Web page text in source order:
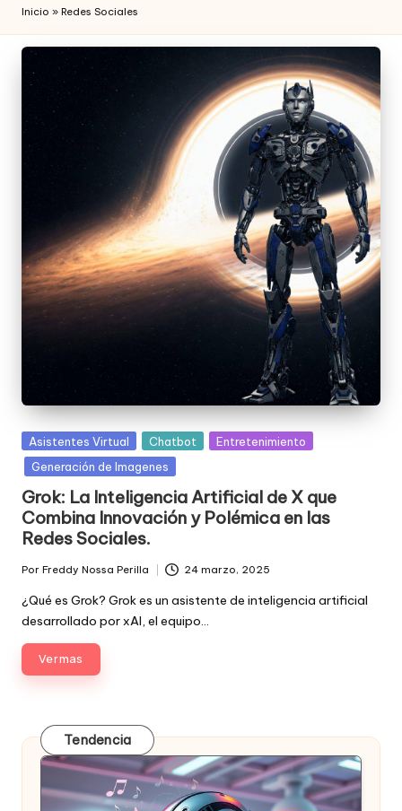
Inicio » Redes Sociales
Posted
in
Asistentes Virtual Chatbot
Entretenimiento
Generación de Imagenes
Grok: La Inteligencia Artificial de X que
Combina Innovación y Polémica en las
Redes Sociales.
Publicado
por
Por Freddy Nossa Perilla 24 marzo, 2025
¿Qué es Grok? Grok es un asistente de inteligencia artificial
desarrollado por xAI, el equipo…
Ver mas
Tendencia